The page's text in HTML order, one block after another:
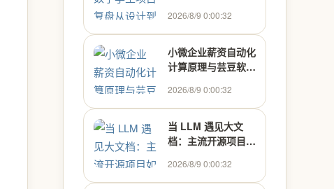
2026/8/9 0:00:32
小微企业薪资自动化
计算原理与芸豆软件
2026/8/9 0:00:32
当 LLM 遇见大文
档：主流开源项目如
2026/8/9 0:00:32